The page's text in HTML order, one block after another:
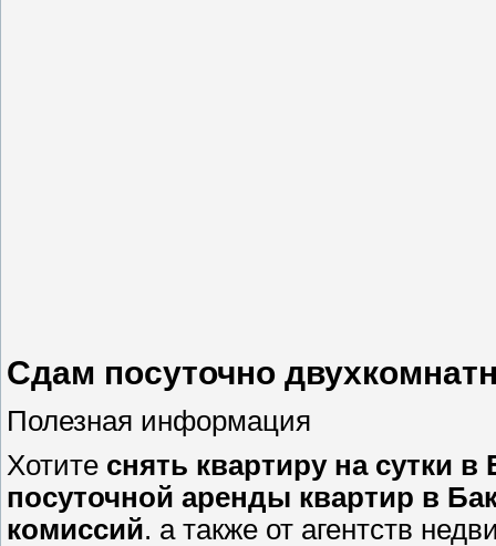
Сдам посуточно
Полезная информация
Хотите снять квартиру на сутки в
посуточной аренды квартир в
комиссий. а также от агентств